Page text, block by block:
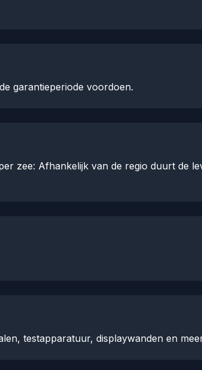
garantieperiode voordoen.
zee: Afhankelijk van de regio duurt de
testapparatuur, displaywanden en